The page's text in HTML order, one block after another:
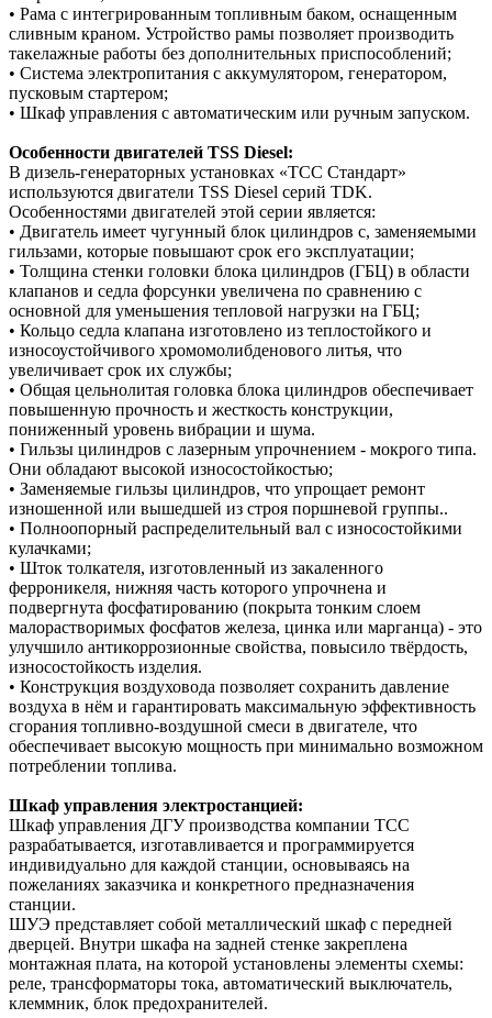
• Рама с интегрированным топливным баком, оснащенным
сливным краном. Устройство рамы позволяет производить
такелажные работы без дополнительных приспособлений;
• Система электропитания с аккумулятором, генератором,
пусковым стартером;
• Шкаф управления с автоматическим или ручным запуском.
Особенности двигателей TSS Diesel:
В дизель-генераторных установках «ТСС Стандарт»
используются двигатели TSS Diesel серий TDK.
Особенностями двигателей этой серии является:
• Двигатель имеет чугунный блок цилиндров с, заменяемыми
гильзами, которые повышают срок его эксплуатации;
• Толщина стенки головки блока цилиндров (ГБЦ) в области
клапанов и седла форсунки увеличена по сравнению с
основной для уменьшения тепловой нагрузки на ГБЦ;
• Кольцо седла клапана изготовлено из теплостойкого и
износоустойчивого хромомолибденового литья, что
увеличивает срок их службы;
• Общая цельнолитая головка блока цилиндров обеспечивает
повышенную прочность и жесткость конструкции,
пониженный уровень вибрации и шума.
• Гильзы цилиндров с лазерным упрочнением - мокрого типа.
Они обладают высокой износостойкостью;
• Заменяемые гильзы цилиндров, что упрощает ремонт
изношенной или вышедшей из строя поршневой группы..
• Полноопорный распределительный вал с износостойкими
кулачками;
• Шток толкателя, изготовленный из закаленного
ферроникеля, нижняя часть которого упрочнена и
подвергнута фосфатированию (покрыта тонким слоем
малорастворимых фосфатов железа, цинка или марганца) - это
улучшило антикоррозионные свойства, повысило твёрдость,
износостойкость изделия.
• Конструкция воздуховода позволяет сохранить давление
воздуха в нём и гарантировать максимальную эффективность
сгорания топливно-воздушной смеси в двигателе, что
обеспечивает высокую мощность при минимально возможном
потреблении топлива.
Шкаф управления электростанцией:
Шкаф управления ДГУ производства компании ТСС
разрабатывается, изготавливается и программируется
индивидуально для каждой станции, основываясь на
пожеланиях заказчика и конкретного предназначения
станции.
ШУЭ представляет собой металлический шкаф с передней
дверцей. Внутри шкафа на задней стенке закреплена
монтажная плата, на которой установлены элементы схемы:
реле, трансформаторы тока, автоматический выключатель,
клеммник, блок предохранителей.